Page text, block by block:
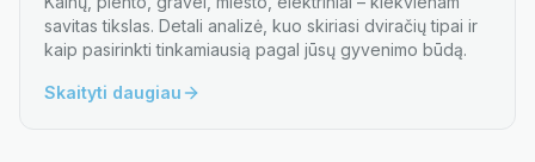
savitas tikslas. Detali analizė, kuo skiriasi dviračių tipai ir
kaip pasirinkti tinkamiausią pagal jūsų gyvenimo būdą.
Skaityti daugiau